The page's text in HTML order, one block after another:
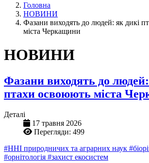
Головна
НОВИНИ
Фазани виходять до людей: як дикі
міста Черкащини
НОВИНИ
Фазани виходять до
птахи освоюють міста
Деталі
17 травня 2026
Перегляди: 499
#ННІ природничих та аграрних наук
#орнітологія #захист екосистем